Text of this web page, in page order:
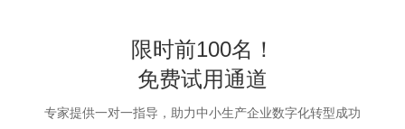
限时前100名！
免费试用通道
专家提供一对一指导，助力中小生产企业数字化转型成功